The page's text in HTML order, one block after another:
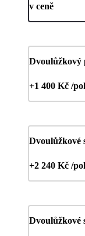
v ceně
Dvoulůžkový
+1 400 Kč /
Dvoulůžkové
+2 240 Kč /
Dvoulůžkové